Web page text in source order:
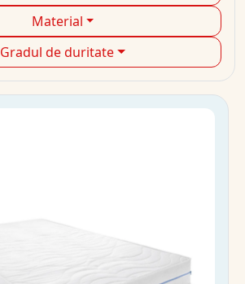
Material
Gradul de duritate